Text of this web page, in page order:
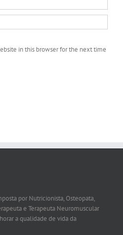
in this browser for the next time
por Nutricionista, Osteopata,
e Terapeuta Neuromuscular
a qualidade de vida da